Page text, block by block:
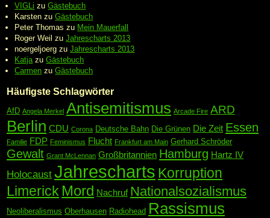
VIGLi zuGästebuch
Karsten zuGästebuch
Peter Thomas zu Mein Mauerfall
Roger Weil zuJahrescharts 2013
noergeljoerg zuJahrescharts 2013
Katja zuGästebuch
Carmen zuGästebuch
Häufigste Schlagwörter
AfD Angela Merkel Antisemitismus Arcade Fire ARD
Berlin CDU Corona Deutsche Bahn Die Grünen Die Zeit Essen
Familie FDP Feminismus Flucht Frankfurt am Main Gerhard Schröder
Gewalt Grant McLennan Großbritannien Hamburg Hartz IV
Holocaust Jahrescharts Korruption
Limerick Mord Nachruf Nationalsozialismus
Neoliberalismus Oberhausen Radiohead Rassismus